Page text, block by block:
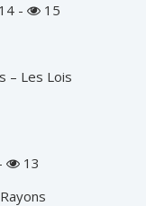
-
15
– Les Lois
13